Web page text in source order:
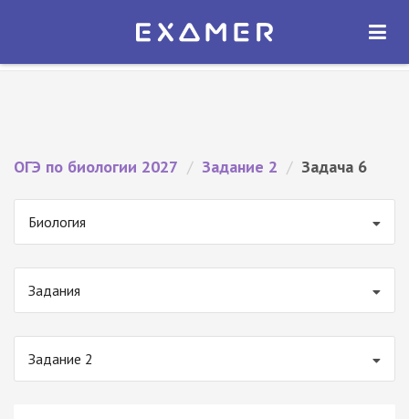
Экзамер — ЕГЭ 2027
ОТКРЫТЬ
ОГЭ по биологии 2027 / Задание 2 / Задача 6
Биология
Задания
Задание 2